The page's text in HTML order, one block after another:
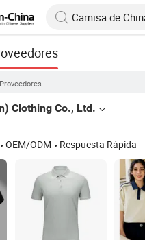
Clothing Co., Ltd.
OEM/ODM Respuesta Rápida